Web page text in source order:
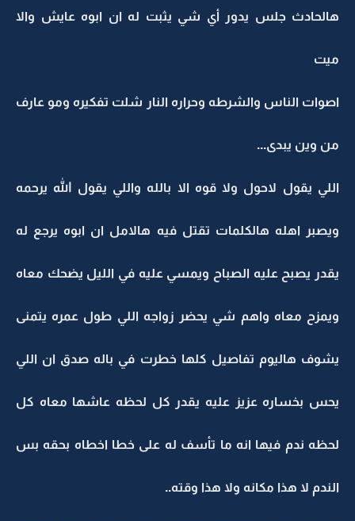
هالحادث جلس يدور أي شي يثبت له ان ابوه عايش والا
ميت
اصوات الناس والشرطه وحراره النار شلت تفكيره ومو عارف
من وين يبدى...
اللي يقول لاحول ولا قوه الا بالله واللي يقول الله يرحمه
ويصبر اهله هالكلمات تقتل فيه هالامل ان ابوه يرجع له
يقدر يصبح عليه الصباح ويمسي عليه في الليل يضحك معاه
ويمزح معاه واهم شي يحضر زواجه اللي طول عمره يتمنى
يشوف هاليوم تفاصيل كلها خطرت في باله صدق ان اللي
يحس بخساره عزيز عليه يقدر كل لحظه عاشها معاه كل
لحظه ندم فيها انه ما تأسف له على خطا اخطاه بحقه بس
الندم لا هذا مكانه ولا هذا وقته..